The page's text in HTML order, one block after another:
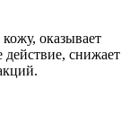
оказывает
действие, снижает